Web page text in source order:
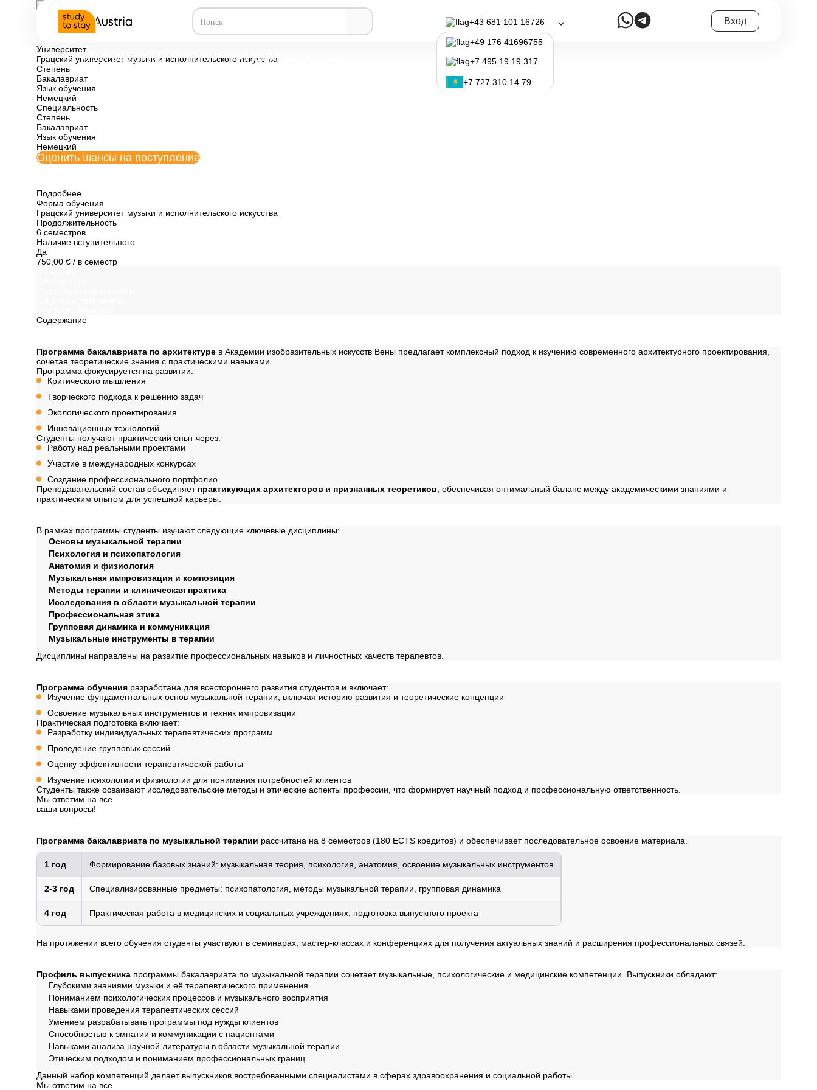
+43 681 101 16726
+49 176 41696755
+7 495 19 19 317
+7 727 310 14 79
Вход
Учеба в Австрии Университеты Австрии Программы обучения
Все программы обучения Австрии
Музыкальная терапия
Университет
Грацский университет музыки и исполнительского искусства
Степень
Бакалавриат
Язык обучения
Немецкий
Специальность
Степень
Бакалавриат
Язык обучения
Немецкий
Оценить шансы на поступление
Подробнее
Форма обучения
Грацский университет музыки и исполнительского искусства
Продолжительность
6 семестров
Наличие вступительного
Да
750,00 €/ в семестр
Содержание
Программа бакалавриата по архитектурев Академии изобразительных искусств Вены предлагает комплексный подход к изучению современного архитектурного проектирования,
сочетая теоретические знания с практическими навыками.
Программа фокусируется на развитии:
Критического мышления
Творческого подхода к решению задач
Экологического проектирования
Инновационных технологий
Студенты получают практический опыт через:
Работу над реальными проектами
Участие в международных конкурсах
Создание профессионального портфолио
Преподавательский состав объединяет практикующих архитекторов и признанных теоретиков , обеспечивая оптимальный баланс между академическими знаниями и
практическим опытом для успешной карьеры.
В рамках программы студенты изучают следующие ключевые дисциплины:
Основы музыкальной терапии
Психология и психопатология
Анатомия и физиология
Музыкальная импровизация и композиция
Методы терапии и клиническая практика
Исследования в области музыкальной терапии
Профессиональная этика
Групповая динамика и коммуникация
Музыкальные инструменты в терапии
Дисциплины направлены на развитие профессиональных навыков и личностных качеств терапевтов.
Программа обученияразработана для всестороннего развития студентов и включает:
Изучение фундаментальных основ музыкальной терапии, включая историю развития и теоретические концепции
Освоение музыкальных инструментов и техник импровизации
Практическая подготовка включает:
Разработку индивидуальных терапевтических программ
Проведение групповых сессий
Оценку эффективности терапевтической работы
Изучение психологии и физиологии для понимания потребностей клиентов
Студенты также осваивают исследовательские методы и этические аспекты профессии, что формирует научный подход и профессиональную ответственность.
Мы ответим на все
ваши вопросы!
Программа бакалавриата по музыкальной терапии рассчитана на 8 семестров (180 ECTS кредитов) и обеспечивает последовательное освоение материала.
1 год Формирование базовых знаний: музыкальная теория, психология, анатомия, освоение музыкальных инструментов
2-3 год Специализированные предметы: психопатология, методы музыкальной терапии, групповая динамика
4 год Практическая работа в медицинских и социальных учреждениях, подготовка выпускного проекта
На протяжении всего обучения студенты участвуют в семинарах, мастер-классах и конференциях для получения актуальных знаний и расширения профессиональных связей.
Профиль выпускникапрограммы бакалавриата по музыкальной терапии сочетает музыкальные, психологические и медицинские компетенции. Выпускники обладают:
Глубокими знаниями музыки и её терапевтического применения
Пониманием психологических процессов и музыкального восприятия
Навыками проведения терапевтических сессий
Умением разрабатывать программы под нужды клиентов
Способностью к эмпатии и коммуникации с пациентами
Навыками анализа научной литературы в области музыкальной терапии
Этическим подходом и пониманием профессиональных границ
Данный набор компетенций делает выпускников востребованными специалистами в сферах здравоохранения и социальной работы.
Мы ответим на все